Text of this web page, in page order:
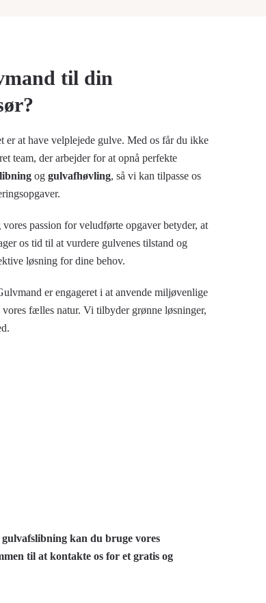
til din
at have velplejede gulve. Med os får du ikke
team, der arbejder for at opnå perfekte
og gulvafhøvling, så vi kan tilpasse os
passion for veludførte opgaver betyder, at
os tid til at vurdere gulvenes tilstand og
løsning for dine behov.
er engageret i at anvende miljøvenlige
fælles natur. Vi tilbyder grønne løsninger,
kan du bruge vores
til at kontakte os for et gratis og